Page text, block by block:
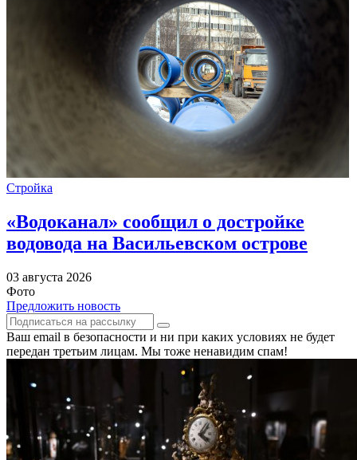
Стройка
«Водоканал» сообщил о достройке
водовода на Васильевском острове
03 августа 2026
Фото
Предложить новость
Ваш email в безопасности и ни при каких условиях не будет
передан третьим лицам. Мы тоже ненавидим спам!